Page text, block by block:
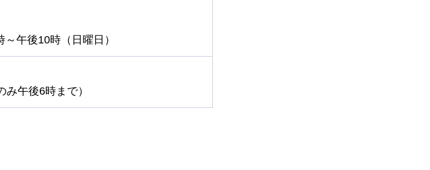
午後10時（日曜日）
午後6時まで）